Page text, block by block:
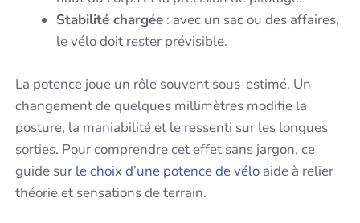
Stabilité chargée : avec un sac ou des affaires,
le vélo doit rester prévisible.
La potence joue un rôle souvent sous-estimé. Un
changement de quelques millimètres modifie la
posture, la maniabilité et le ressenti sur les longues
sorties. Pour comprendre cet effet sans jargon, ce
guide sur le choix d’une potence de vélo aide à relier
théorie et sensations de terrain.